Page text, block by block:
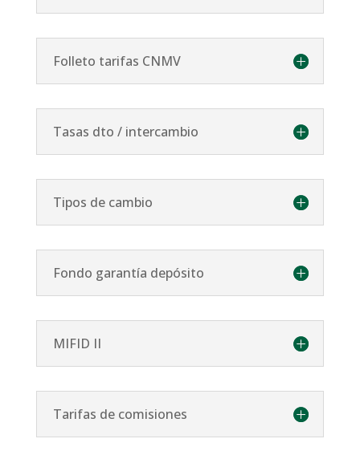
Folleto tarifas CNMV
Tasas dto / intercambio
Tipos de cambio
Fondo garantía depósito
MIFID II
Tarifas de comisiones